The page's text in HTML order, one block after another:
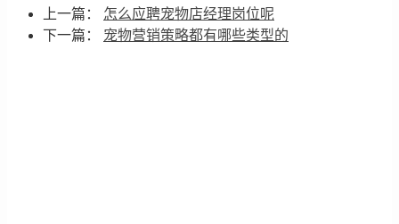
上一篇： 怎么应聘宠物店经理岗位呢
下一篇： 宠物营销策略都有哪些类型的